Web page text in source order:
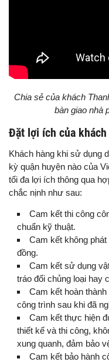
Chia sẻ của khách
bàn giao nhà
Đặt lợi ích của
Khách hàng khi sử dụng
kỳ quận huyện nào của
tối đa lợi ích thông qua
chắc nịnh như sau:
Cam kết thi công
chuẩn kỹ thuật.
Cam kết không
đồng.
Cam kết sử dụng
tráo đổi chủng loại hay
Cam kết hoàn
công trình sau khi đã
Cam kết thực hiện
thiết kế và thi công,
xung quanh, đảm bảo
Cam kết bảo hành